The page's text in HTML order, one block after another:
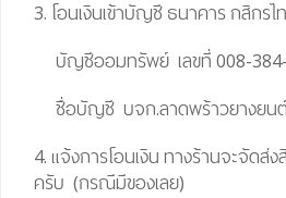
3. โอนเงินเข้าบัญชี ธนาคาร กสิกร
บัญชีออมทรัพย์ เลขที่ 008-
ชื่อบัญชี บจก.ลาดพร้าวยางยนต์
4. แจ้งการโอนเงิน ทางร้านจะจัดส่
ครับ (กรณีมีของเลย)